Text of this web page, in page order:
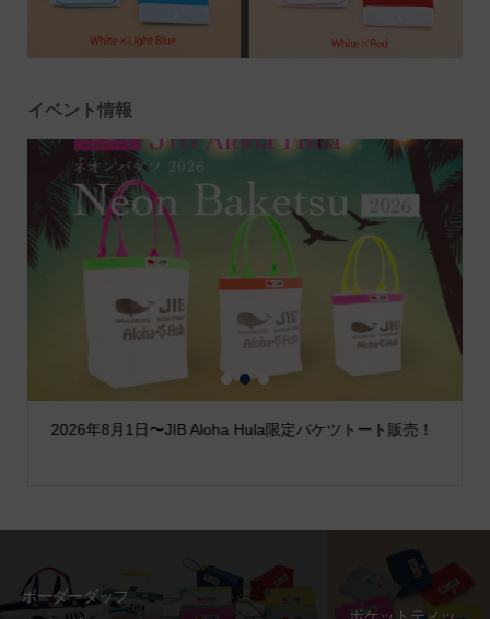
イベント情報
2026年8月1日〜JIB Aloha Hula限定バケツトート販売！
1 2 3
ボーダーダッフ